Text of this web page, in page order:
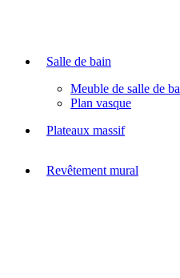
Salle de bain
Meuble de salle de
Plan vasque
Plateaux massif
Revêtement mural